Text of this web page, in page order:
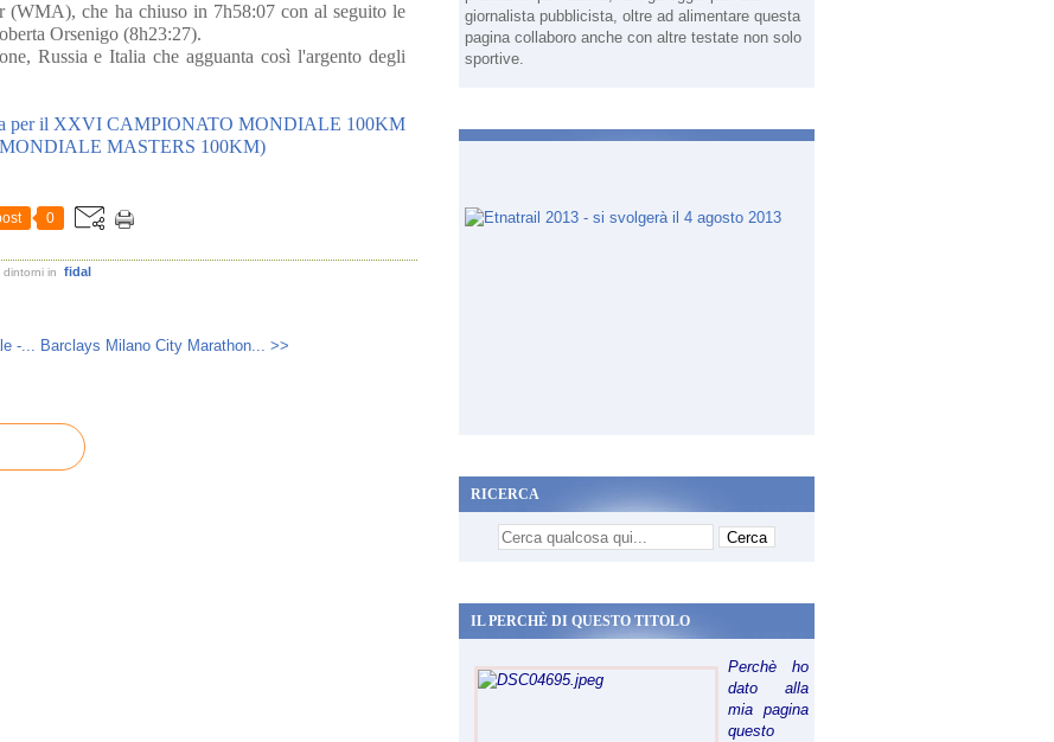
(WMA), che ha chiuso in 7h58:07 con al seguito le
Orsenigo (8h23:27).
Russia e Italia che agguanta così l'argento degli
per il XXVI CAMPIONATO MONDIALE 100KM
MASTERS 100KM)
0
dintorni in
fidal
-... Barclays Milano City Marathon... >>
giornalista pubblicista, oltre ad alimentare questa
pagina collaboro anche con altre testate non solo
sportive.
RICERCA
IL PERCHÈ DI QUESTO TITOLO
Perchè ho
dato alla
mia pagina
questo